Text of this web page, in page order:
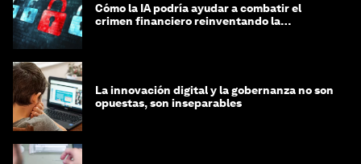
Cómo la IA podría ayudar a combatir el
crimen financiero reinventando la
La innovación digital y la gobernanza no son
opuestas, son inseparables